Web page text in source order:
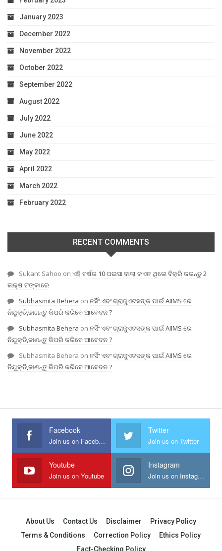
January 2023
December 2022
November 2022
October 2022
September 2022
August 2022
July 2022
June 2022
May 2022
April 2022
March 2022
February 2022
RECENT COMMENTS
Sukant Sahoo on ଏହି ବର୍ଷର 10 ପଇସା ବାଲା କଏନ ଥିଲେ ବିକ୍ରି କରନ୍ତୁ 2
ଲକ୍ଷ ଟଙ୍କାରେ
Subhasmita Behera on ନର୍ସିଂ ଏବଂ ଗ୍ରାଜୁଏଟସଙ୍କ ପାଇଁ AIIMS ରେ
ନିଯୁକ୍ତି,ଜାଣନ୍ତୁ କିପରି କରିବେ ଆବେଦନ ?
Subhasmita Behera on ନର୍ସିଂ ଏବଂ ଗ୍ରାଜୁଏଟସଙ୍କ ପାଇଁ AIIMS ରେ
ନିଯୁକ୍ତି,ଜାଣନ୍ତୁ କିପରି କରିବେ ଆବେଦନ ?
Subhasmita Behera on ନର୍ସିଂ ଏବଂ ଗ୍ରାଜୁଏଟସଙ୍କ ପାଇଁ AIIMS ରେ
ନିଯୁକ୍ତି,ଜାଣନ୍ତୁ କିପରି କରିବେ ଆବେଦନ ?
Facebook
Join us on Facebook
Twitter
Join us on Twitter
Youtube
Join us on Youtube
Instagram
Join us on Instagram
About Us Contact Us Disclaimer
Privacy Policy
Terms & Conditions
Correction Policy
Ethics Policy
Fact-Checking Policy